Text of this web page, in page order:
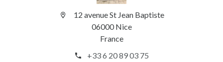
12 avenue St Jean Baptiste
06000 Nice
France
+33 6 20 89 03 75